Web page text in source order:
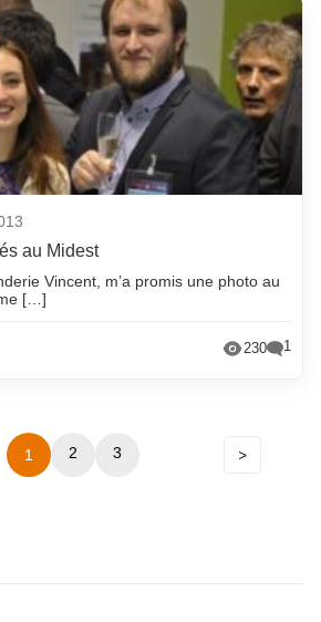
au Midest
Vincent, m’a promis une photo au
[…]
230 1
Navigation
1 2 3 Suivant